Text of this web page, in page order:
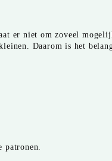
niet om zoveel
Daarom is het
patronen.